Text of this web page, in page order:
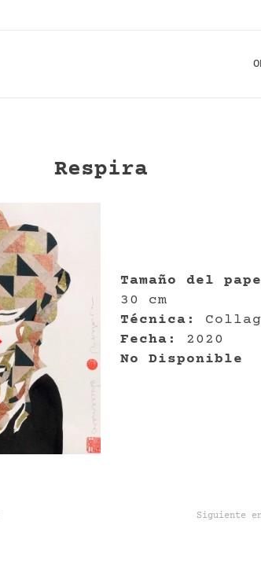
Respira
Tamaño del
30 cm
Técnica:
Fecha:
2020
No Disponible
Siguiente